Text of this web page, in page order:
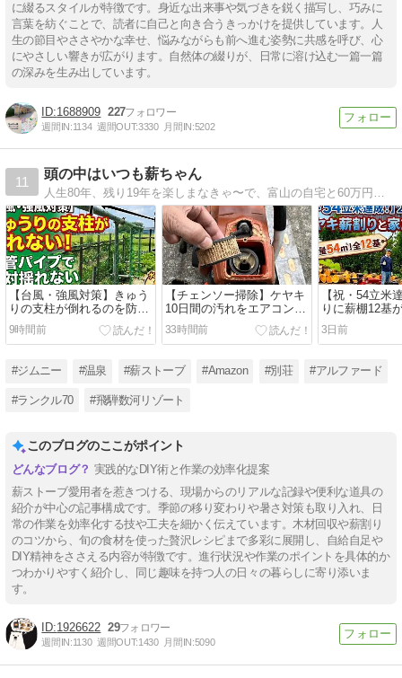
に綴るスタイルが特徴です。身近な出来事や気づきを鋭く描写し、巧みに
言葉を紡ぐことで、読者に自己と向き合うきっかけを提供しています。人
生の節目やささやかな幸せ、悩みながらも前へ進む姿勢に共感を呼び、心
にやさしい響きが広がります。自然体の綴りが、日常に溶け込む一篇一篇
の深みを生み出しています。
1688909 227
週間IN:1134 週間OUT:3330 月間IN:5202
11
頭の中はいつも薪ちゃん
【台風・強風対策】きゅう
りの支柱が倒れるのを防
ぐ！単管パイプで絶対に揺
れない頑丈棚をDIY
9時間前
【チェンソー掃除】ケヤキ
10日間の汚れをエアコンプ
レッサーで爆速メンテ！
33時間前
【祝・54立米
りに薪棚12基
ヤキ薪割りと
レイ
3日前
#ジムニー #温泉 #薪ストーブ #Amazon #別荘 #アルファード
#ランクル70 #飛騨数河リゾート
このブログのここがポイント
実践的なDIY術と作業の効率化提案
薪ストーブ愛用者を惹きつける、現場からのリアルな記録や便利な道具の
紹介が中心の記事構成です。季節の移り変わりや暑さ対策も取り入れ、日
常の作業を効率化する技や工夫を細かく伝えています。木材回収や薪割り
のコツから、旬の食材を使った贅沢レシピまで多彩に展開し、自給自足や
DIY精神をささえる内容が特徴です。進行状況や作業のポイントを具体的か
つわかりやすく紹介し、同じ趣味を持つ人の日々の暮らしに寄り添いま
す。
1926622 29
週間IN:1130 週間OUT:1430 月間IN:5090